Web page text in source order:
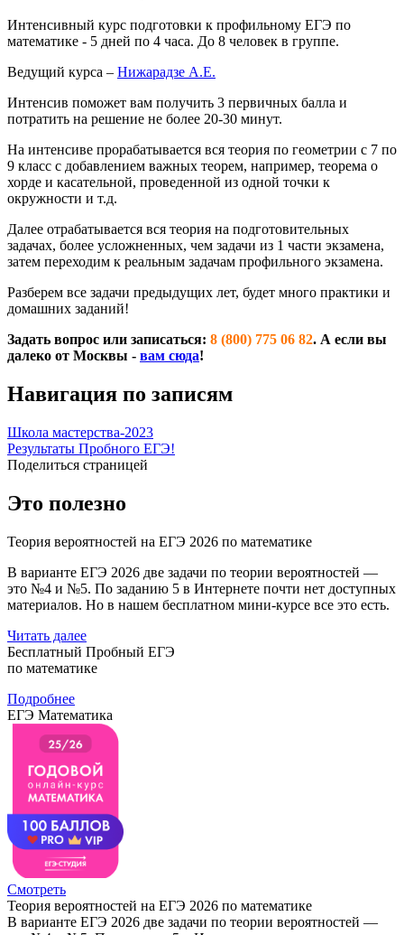
Интенсивный курс подготовки к профильному ЕГЭ по
математике - 5 дней по 4 часа. До 8 человек в группе.
Ведущий курса – Нижарадзе А.Е.
Интенсив поможет вам получить 3 первичных балла и
потратить на решение не более 20-30 минут.
На интенсиве прорабатывается вся теория по геометрии с 7 по
9 класс с добавлением важных теорем, например, теорема о
хорде и касательной, проведенной из одной точки к
окружности и т.д.
Далее отрабатывается вся теория на подготовительных
задачах, более усложненных, чем задачи из 1 части экзамена,
затем переходим к реальным задачам профильного экзамена.
Разберем все задачи предыдущих лет, будет много практики и
домашних заданий!
Задать вопрос или записаться: 8 (800) 775 06 82. А если вы
далеко от Москвы - вам сюда!
Навигация по записям
Школа мастерства-2023
Результаты Пробного ЕГЭ!
Поделиться страницей
Это полезно
Теория вероятностей на ЕГЭ 2026 по математике
В варианте ЕГЭ 2026 две задачи по теории вероятностей —
это №4 и №5. По заданию 5 в Интернете почти нет доступных
материалов. Но в нашем бесплатном мини-курсе все это есть.
Читать далее
Бесплатный Пробный ЕГЭ
по математике
Подробнее
ЕГЭ Математика
Смотреть
Теория вероятностей на ЕГЭ 2026 по математике
В варианте ЕГЭ 2026 две задачи по теории вероятностей —